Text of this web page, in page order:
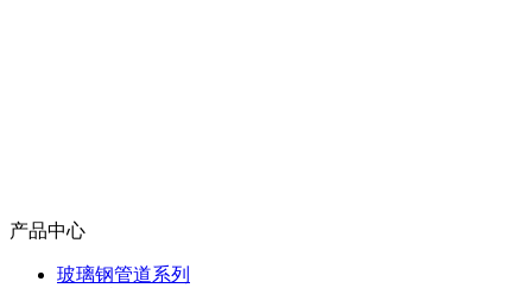
产品中心
玻璃钢管道系列